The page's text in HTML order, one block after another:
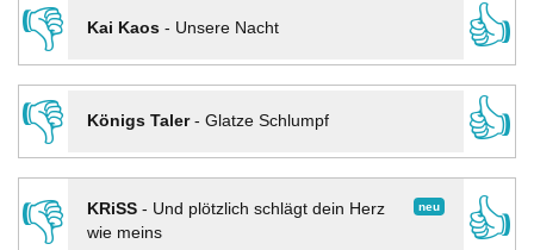
👎
Kai Kaos- Unsere Nacht
👍
👎
Königs Taler- Glatze Schlumpf
👍
👎
neu
KRiSS- Und plötzlich schlägt dein Herz
wie meins
👍